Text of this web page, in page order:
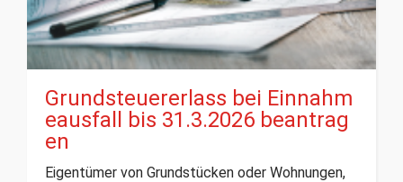
Grundsteuererlass bei Einnahm
eausfall bis 31.3.2026 beantrag
en
Eigentümer von Grundstücken oder Wohnungen,